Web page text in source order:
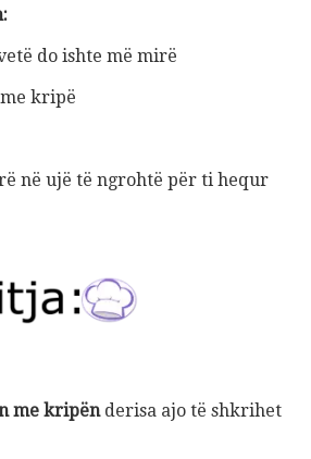
do ishte më mirë
kripë
në ujë të ngrohtë për ti hequr
me kripënderisa ajo të shkrihet